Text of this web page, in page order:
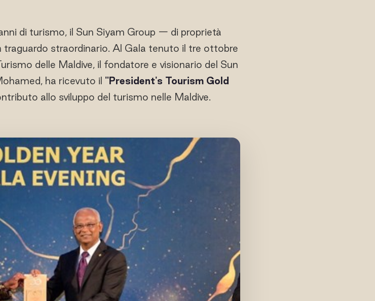
di turismo, il Sun Siyam Group — di proprietà
straordinario. Al Gala tenuto il tre ottobre
delle Maldive, il fondatore e visionario del Sun
ha ricevuto il "President's Tourism Gold
allo sviluppo del turismo nelle Maldive.